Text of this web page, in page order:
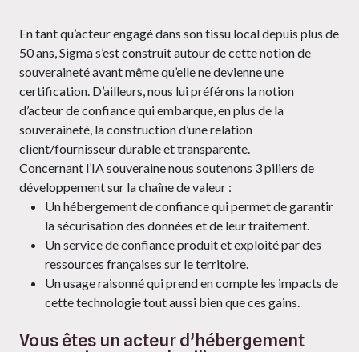
En tant qu’acteur engagé dans son tissu local depuis plus de
50 ans, Sigma s’est construit autour de cette notion de
souveraineté avant même qu’elle ne devienne une
certification. D’ailleurs, nous lui préférons la notion
d’acteur de confiance qui embarque, en plus de la
souveraineté, la construction d’une relation
client/fournisseur durable et transparente.
Concernant l’IA souveraine nous soutenons 3 piliers de
développement sur la chaîne de valeur :
Un hébergement de confiance qui permet de garantir
la sécurisation des données et de leur traitement.
Un service de confiance produit et exploité par des
ressources françaises sur le territoire.
Un usage raisonné qui prend en compte les impacts de
cette technologie tout aussi bien que ces gains.
Vous êtes un acteur d’hébergement